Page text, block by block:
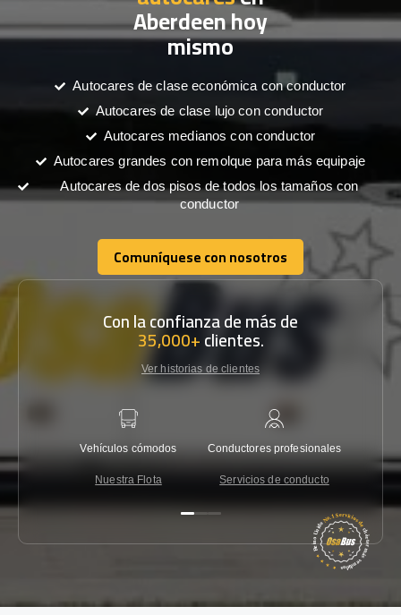
Aberdeen hoy
mismo
Autocares de clase económica con conductor
Autocares de clase lujo con conductor
Autocares medianos con conductor
Autocares grandes con remolque para más equipaje
Autocares de dos pisos de todos los tamaños con
conductor
Comuníquese con nosotros
Comuníquese con nosotros
Con la confianza de más de
35,000+clientes.
Ver historias de clientes
Vehículos cómodos
Nuestra Flota
Conductores profesionales
Servicios de conducto